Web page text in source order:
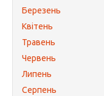
Березень
Квітень
Травень
Червень
Липень
Серпень